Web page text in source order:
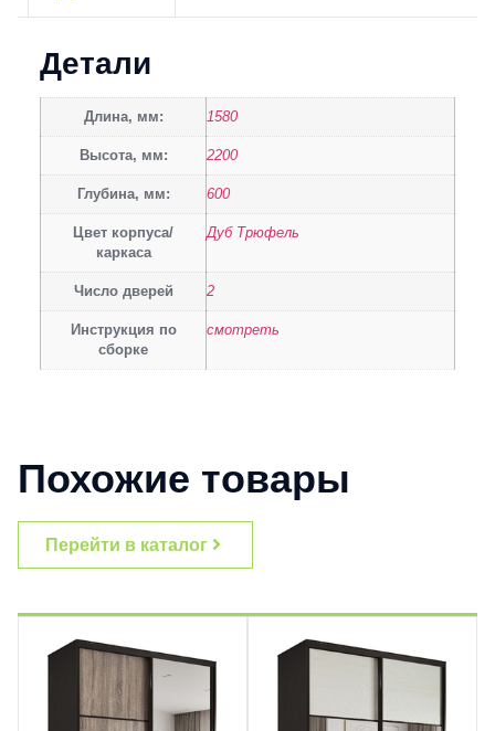
Детали
Длина, мм: 1580
Высота, мм: 2200
Глубина, мм: 600
Цвет корпуса/
каркаса
Дуб Трюфель
Число дверей 2
Инструкция по
сборке
смотреть
Похожие товары
Перейти в каталог